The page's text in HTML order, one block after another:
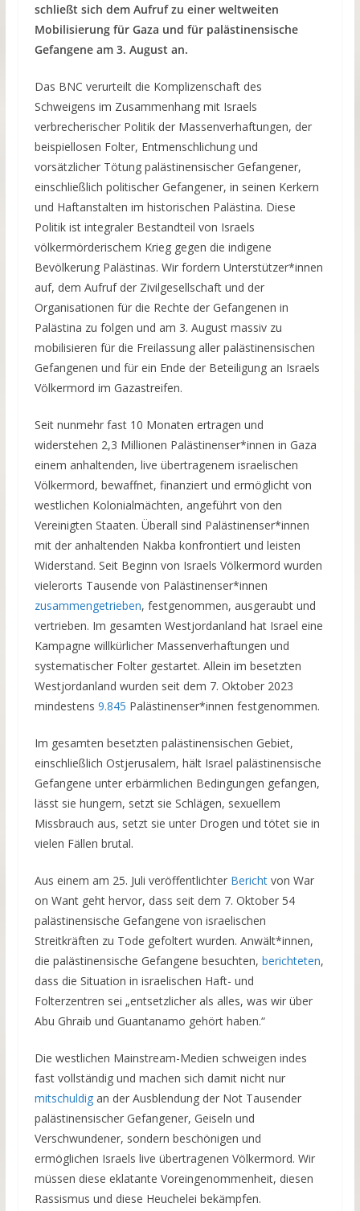
schließt sich dem Aufruf zu einer weltweiten
Mobilisierung für Gaza und für palästinensische
Gefangene am 3. August an.
Das BNC verurteilt die Komplizenschaft des
Schweigens im Zusammenhang mit Israels
verbrecherischer Politik der Massenverhaftungen, der
beispiellosen Folter, Entmenschlichung und
vorsätzlicher Tötung palästinensischer Gefangener,
einschließlich politischer Gefangener, in seinen Kerkern
und Haftanstalten im historischen Palästina. Diese
Politik ist integraler Bestandteil von Israels
völkermörderischem Krieg gegen die indigene
Bevölkerung Palästinas. Wir fordern Unterstützer*innen
auf, dem Aufruf der Zivilgesellschaft und der
Organisationen für die Rechte der Gefangenen in
Palästina zu folgen und am 3. August massiv zu
mobilisieren für die Freilassung aller palästinensischen
Gefangenen und für ein Ende der Beteiligung an Israels
Völkermord im Gazastreifen.
Seit nunmehr fast 10 Monaten ertragen und
widerstehen 2,3 Millionen Palästinenser*innen in Gaza
einem anhaltenden, live übertragenem israelischen
Völkermord, bewaffnet, finanziert und ermöglicht von
westlichen Kolonialmächten, angeführt von den
Vereinigten Staaten. Überall sind Palästinenser*innen
mit der anhaltenden Nakba konfrontiert und leisten
Widerstand. Seit Beginn von Israels Völkermord wurden
vielerorts Tausende von Palästinenser*innen
zusammengetrieben, festgenommen, ausgeraubt und
vertrieben. Im gesamten Westjordanland hat Israel eine
Kampagne willkürlicher Massenverhaftungen und
systematischer Folter gestartet. Allein im besetzten
Westjordanland wurden seit dem 7. Oktober 2023
mindestens 9.845 Palästinenser*innen festgenommen.
Im gesamten besetzten palästinensischen Gebiet,
einschließlich Ostjerusalem, hält Israel palästinensische
Gefangene unter erbärmlichen Bedingungen gefangen,
lässt sie hungern, setzt sie Schlägen, sexuellem
Missbrauch aus, setzt sie unter Drogen und tötet sie in
vielen Fällen brutal.
Aus einem am 25. Juli veröffentlichter Berichtvon War
on Want geht hervor, dass seit dem 7. Oktober 54
palästinensische Gefangene von israelischen
Streitkräften zu Tode gefoltert wurden. Anwält*innen,
die palästinensische Gefangene besuchten, berichteten,
dass die Situation in israelischen Haft- und
Folterzentren sei „entsetzlicher als alles, was wir über
Abu Ghraib und Guantanamo gehört haben.“
Die westlichen Mainstream-Medien schweigen indes
fast vollständig und machen sich damit nicht nur
mitschuldigan der Ausblendung der Not Tausender
palästinensischer Gefangener, Geiseln und
Verschwundener, sondern beschönigen und
ermöglichen Israels live übertragenen Völkermord. Wir
müssen diese eklatante Voreingenommenheit, diesen
Rassismus und diese Heuchelei bekämpfen.